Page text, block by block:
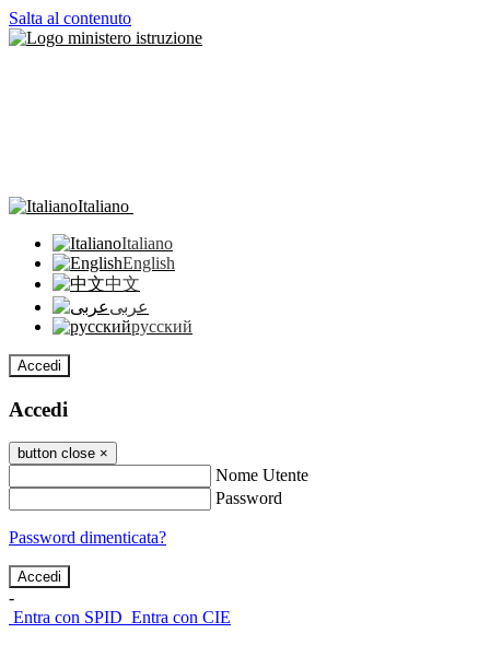
Salta al contenuto
Italiano
Italiano
English
中文
عربى
русский
Accedi
Accedi
button close ×
Nome Utente
Password
Password dimenticata?
-
Entra con SPID Entra con CIE